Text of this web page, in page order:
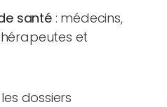
santé: médecins,
et
dossiers